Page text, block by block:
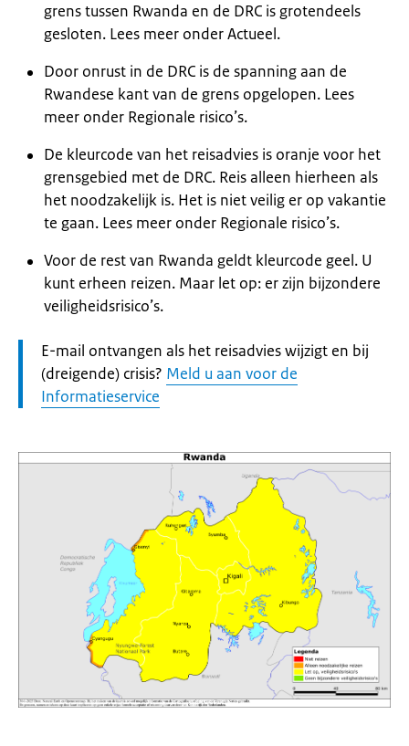
grens tussen Rwanda en de DRC is grotendeels
gesloten. Lees meer onder Actueel.
Door onrust in de DRC is de spanning aan de
Rwandese kant van de grens opgelopen. Lees
meer onder Regionale risico’s.
De kleurcode van het reisadvies is oranje voor het
grensgebied met de DRC. Reis alleen hierheen als
het noodzakelijk is. Het is niet veilig er op vakantie
te gaan. Lees meer onder Regionale risico’s.
Voor de rest van Rwanda geldt kleurcode geel. U
kunt erheen reizen. Maar let op: er zijn bijzondere
veiligheidsrisico’s.
Let
op:
E-mail ontvangen als het reisadvies wijzigt en bij
(dreigende) crisis? Meld u aan voor de
Informatieservice